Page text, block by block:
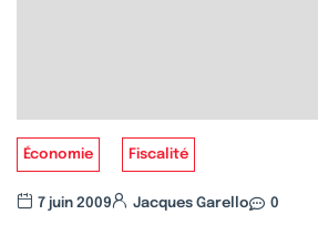
Économie Fiscalité
7 juin 2009 Jacques Garello 0